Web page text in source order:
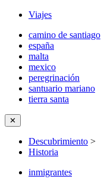
Viajes
camino de santiago
españa
malta
mexico
peregrinación
santuario mariano
tierra santa
✕
Descubrimiento >
Historia
inmigrantes